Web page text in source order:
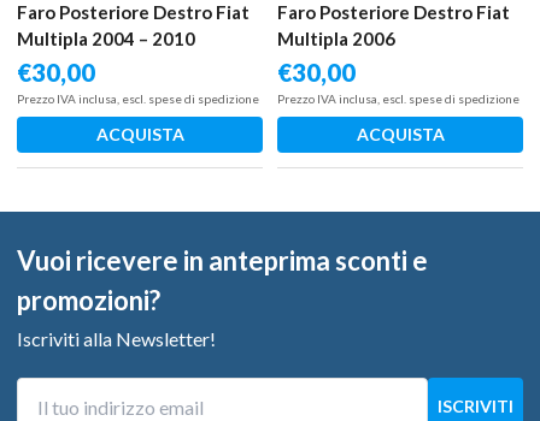
Faro Posteriore Destro Fiat
Multipla 2004 – 2010
€30,00
Prezzo IVA inclusa, escl. spese di spedizione
ACQUISTA
Faro Posteriore Destro Fiat
Multipla 2006
€30,00
Prezzo IVA inclusa, escl. spese di spedizione
ACQUISTA
Vuoi ricevere in anteprima sconti e
promozioni?
Iscriviti alla Newsletter!